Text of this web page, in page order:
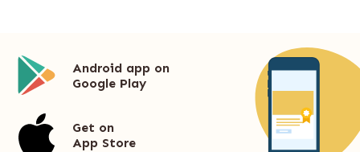
Android app on
Google Play
Get on
App Store